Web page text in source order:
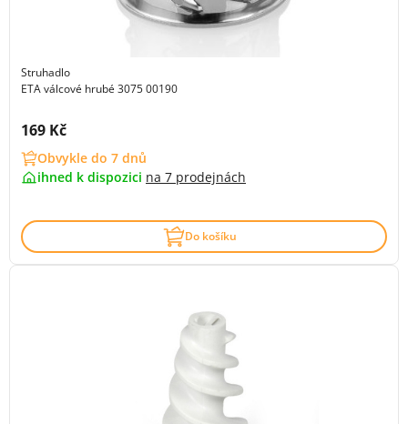
Struhadlo
ETA válcové hrubé 3075 00190
Cena s DPH:
169 Kč
Obvykle do 7 dnů
ihned k dispozici na 7 prodejnách
Do košíku